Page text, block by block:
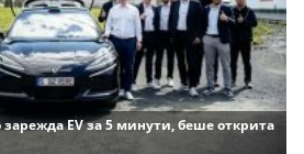
EV за 5 минути, беше открита